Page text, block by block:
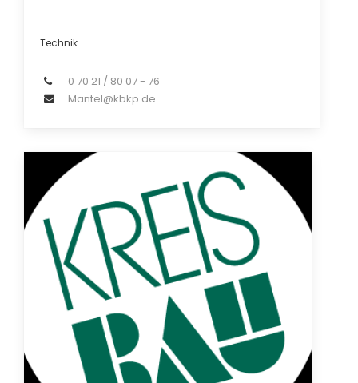
Technik
0 70 21 / 80 07 - 76
Mantel@kbkp.de